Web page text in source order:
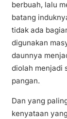
berbuah, lalu
batang
tidak ada
digunakan
daunnya
diolah menjadi
pangan.
Dan yang
kenyataan